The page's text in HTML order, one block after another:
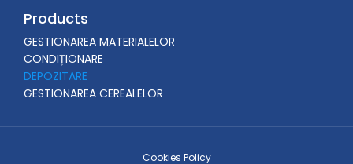
Products
GESTIONAREA MATERIALELOR
CONDIȚIONARE
DEPOZITARE
GESTIONAREA CEREALELOR
Cookies Policy